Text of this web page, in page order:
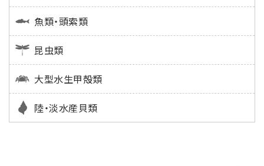
魚類・頭索類
昆虫類
大型水生甲殻類
陸・淡水産貝類